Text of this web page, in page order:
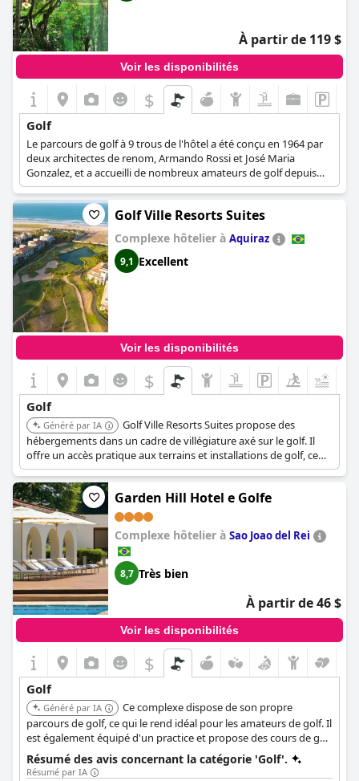
À partir de 119 $
Voir les disponibilités
$
Golf
Le parcours de golf à 9 trous de l'hôtel a été conçu en 1964 par
deux architectes de renom, Armando Rossi et José Maria
Gonzalez, et a accueilli de nombreux amateurs de golf depuis
lors. Aujourd'hui, le parcours a été rénové et est idéal pour les
joueurs expérimentés comme pour les amateurs. Un Clubhouse
avec diverses commodités et installations est également
disponible.
Golf Ville Resorts Suites
Complexe hôtelier à Aquiraz
9,1 Excellent
Voir les disponibilités
$
Golf
Généré par IA
Golf Ville Resorts Suites propose des
hébergements dans un cadre de villégiature axé sur le golf. Il
offre un accès pratique aux terrains et installations de golf, ce
qui le rend idéal pour les séjours axés sur le golf.
Garden Hill Hotel e Golfe
Complexe hôtelier à Sao Joao del Rei
8,7 Très bien
À partir de 46 $
Voir les disponibilités
$
Golf
Généré par IA
Ce complexe dispose de son propre
parcours de golf, ce qui le rend idéal pour les amateurs de golf. Il
est également équipé d'un practice et propose des cours de golf
aux clients. L'hôtel est reconnu comme le seul établissement du
Minas Gerais doté d'un parcours de golf.
Résumé des avis concernant la catégorie 'Golf'.
Résumé par IA